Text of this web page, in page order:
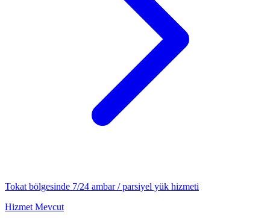
Tokat bölgesinde 7/24 ambar / parsiyel yük hizmeti
Hizmet Mevcut